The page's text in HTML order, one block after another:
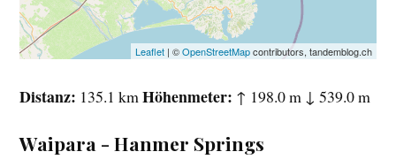
Leaflet| ©OpenStreetMapcontributors, tandemblog.ch
Distanz 135.1 kmHöhenmeter ↑ 198.0 m ↓ 539.0 m
Waipara - Hanmer Springs